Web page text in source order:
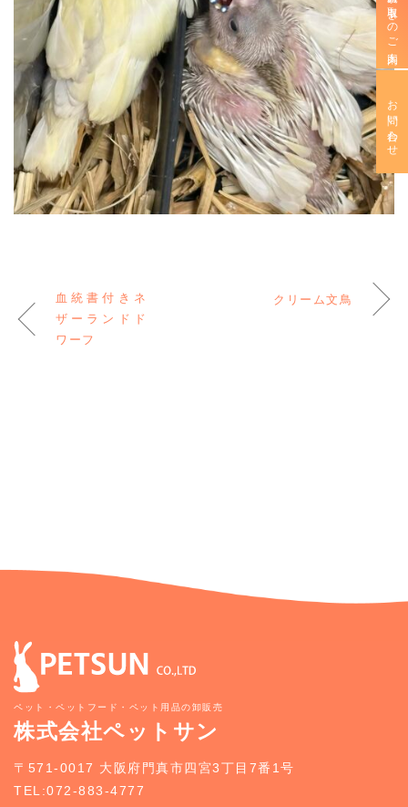
血統書付きネ
ザーランドド
ワーフ
クリーム文鳥
ペット・ペットフード・ペット用品の卸販売
株式会社ペットサン
〒571-0017 大阪府門真市四宮3丁目7番1号
TEL:072-883-4777
新規お取引きのご案内
お問い合わせ